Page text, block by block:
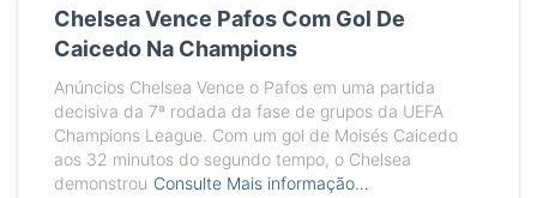
Chelsea Vence Pafos Com Gol De
Caicedo Na Champions
Anúncios Chelsea Vence o Pafos em uma partida
decisiva da 7ª rodada da fase de grupos da UEFA
Champions League. Com um gol de Moisés Caicedo
aos 32 minutos do segundo tempo, o Chelsea
demonstrou Consulte Mais informação…